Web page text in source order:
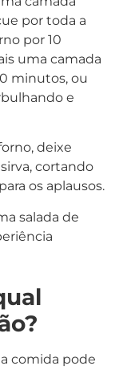
por toda a
por 10
uma camada
minutos, ou
e
deixe
cortando
os aplausos.
salada de
comida pode